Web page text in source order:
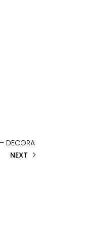
DECORA
NEXT